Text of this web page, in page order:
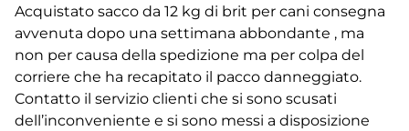
Acquistato sacco da 12 kg di brit per cani consegna
avvenuta dopo una settimana abbondante , ma
non per causa della spedizione ma per colpa del
corriere che ha recapitato il pacco danneggiato.
Contatto il servizio clienti che si sono scusati
dell’inconveniente e si sono messi a disposizione